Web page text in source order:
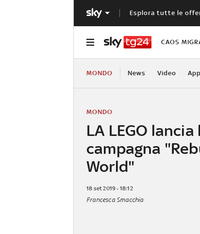
Esplora tutte le
CAOS
MONDO News Video
LA LEGO
campagna
World"
MONDO
18 set 2019 - 18:12
Francesca Smacchia